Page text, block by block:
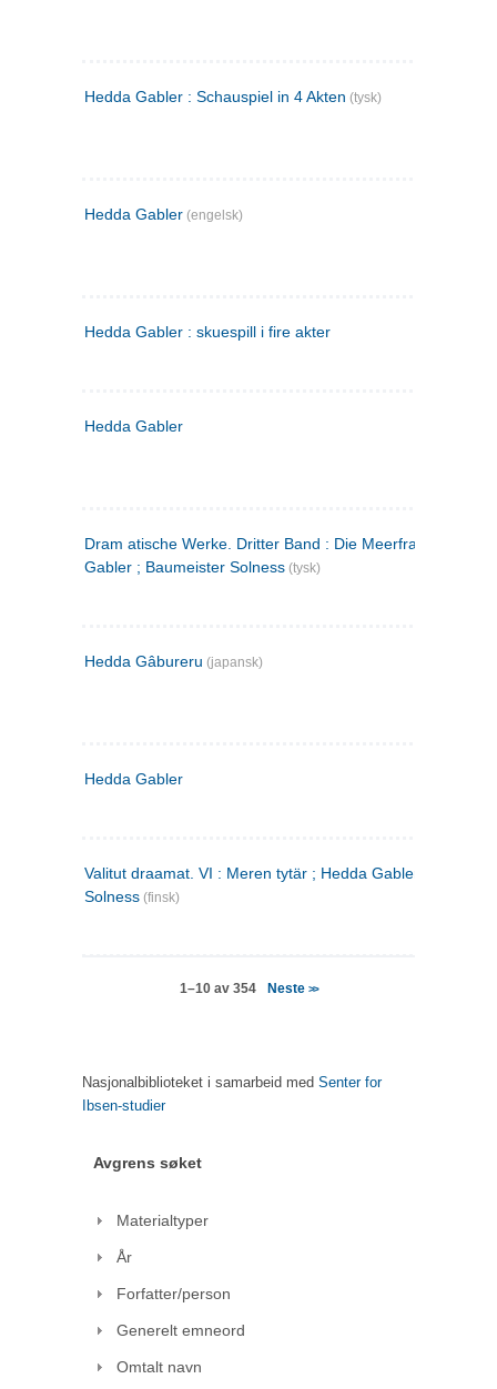
Hedda Gabler : Schauspiel in 4 Akten (tysk)
Hedda Gabler (engelsk)
Hedda Gabler : skuespill i fire akter
Hedda Gabler
Dram atische Werke. Dritter Band : Die Meerfrau ; Hedda
Gabler ; Baumeister Solness (tysk)
Hedda Gâbureru (japansk)
Hedda Gabler
Valitut draamat. VI : Meren tytär ; Hedda Gabler ;
Solness (finsk)
1–10 av 354 Neste >>
Nasjonalbiblioteket i samarbeid med Senter for
Ibsen-studier
Avgrens søket
Materialtyper
År
Forfatter/person
Generelt emneord
Omtalt navn